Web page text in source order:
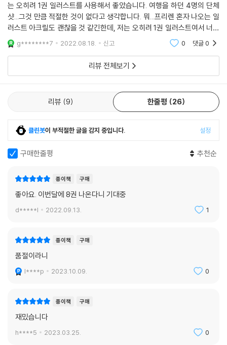
는 오히려 1권 일러스트를 사용해서 좋았습니다. 여행을 하던 4명의 단체
샷...그것 만큼 적절한 것이 없다고 생각합니다. 뭐...프리렌 혼자 나오는 일
러스트 아크릴도 괜찮을 것 같긴한데, 저는 오히려 1권 일러스트여서 너무
나도 좋았습니다. 게다가, 저는 트럼프 카드, 이런 거 보다 아크릴이 훨씬
좋았
g********7 2022.08.18. 신고 0 댓글0
리뷰 전체보기
리뷰 9 한줄평 26
클린봇이 부적절한 글을 감지 중입니다. 설정
구매한줄평 추천순
종이책 구매
좋아요. 이번달에 8권 나온다니 기대중
d*****l 2022.09.13. 1
종이책 구매
품절이라니
l****p 2023.10.09. 0
종이책 구매
재밌습니다
h****5 2023.03.25. 0